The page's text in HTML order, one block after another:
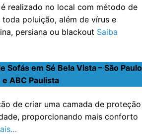
realizado no local com método de
poluição, além de vírus e
persiana ou blackout Saiba
Sofás em Sé Bela Vista – São Paulo
e ABC Paulista
de criar uma camada de proteção
proporcionando mais conforto